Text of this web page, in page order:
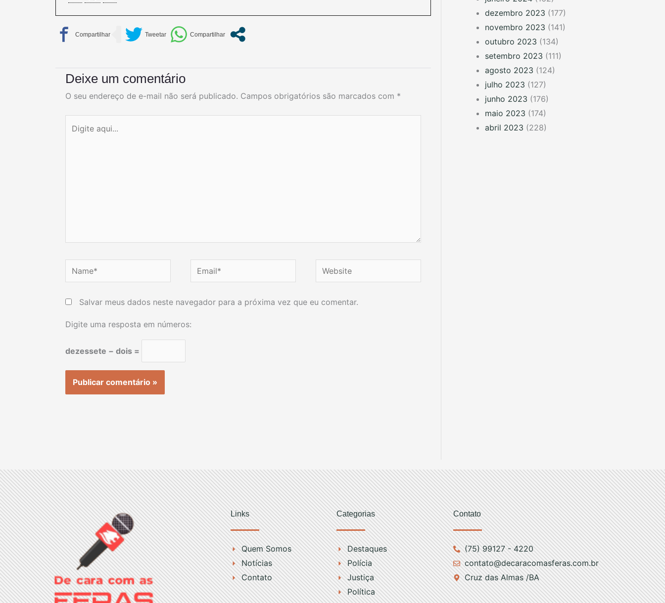
Deixe um comentário
O seu endereço de e-mail não será publicado. Campos obrigatórios são marcados com *
aqui...
Name* Email* Website
Salvar meus dados neste navegador para a próxima vez que eu comentar.
Digite uma resposta em números:
dezessete − dois =
dezembro 2023 (177)
novembro 2023 (141)
outubro 2023 (134)
setembro 2023 (111)
agosto 2023 (124)
julho 2023 (127)
junho 2023 (176)
maio 2023 (174)
abril 2023 (228)
Links
Quem Somos
Notícias
Contato
Categorias
Destaques
Polícia
Justiça
Política
Contato
(75) 99127 - 4220
contato@decaracomasferas.com.br
Cruz das Almas /BA